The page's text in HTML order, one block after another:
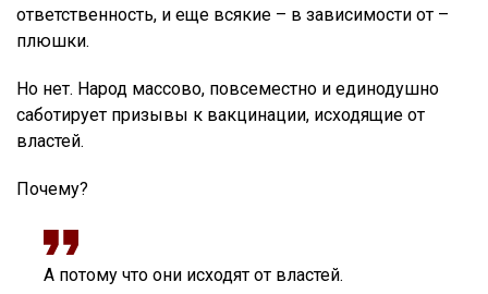
ответственность, и еще всякие – в зависимости от –
плюшки.
Но нет. Народ массово, повсеместно и единодушно
саботирует призывы к вакцинации, исходящие от
властей.
Почему?
А потому что они исходят от властей.